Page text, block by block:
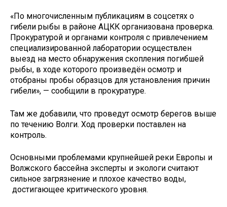
«По многочисленным публикациям в соцсетях о
гибели рыбы в районе АЦКК организована проверка.
Прокуратурой и органами контроля с привлечением
специализированной лаборатории осуществлен
выезд на место обнаружения скопления погибшей
рыбы, в ходе которого произведён осмотр и
отобраны пробы образцов для установления причин
гибели», — сообщили в прокуратуре.
Там же добавили, что проведут осмотр берегов выше
по течению Волги. Ход проверки поставлен на
контроль.
Основными проблемами крупнейшей реки Европы и
Волжского бассейна эксперты и экологи считают
сильное загрязнение и плохое качество воды,
достигающее критического уровня.